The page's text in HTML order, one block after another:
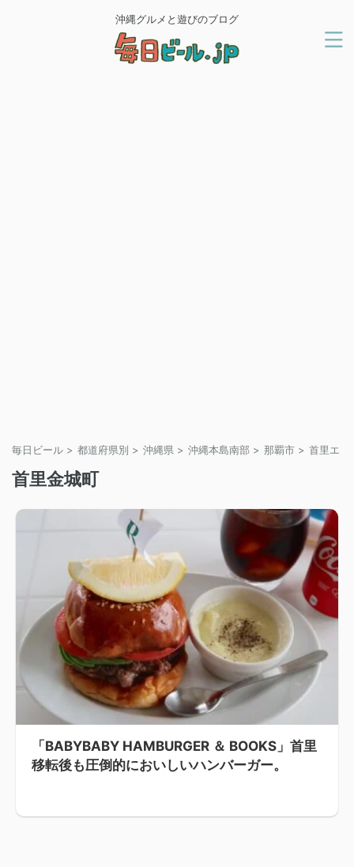
沖縄グルメと遊びのブログ
毎日ビール > 都道府県別 > 沖縄県 > 沖縄本島南部 > 那覇市 > 首里エリ
首里金城町
「BABYBABY HAMBURGER ＆ BOOKS」首里
移転後も圧倒的においしいハンバーガー。